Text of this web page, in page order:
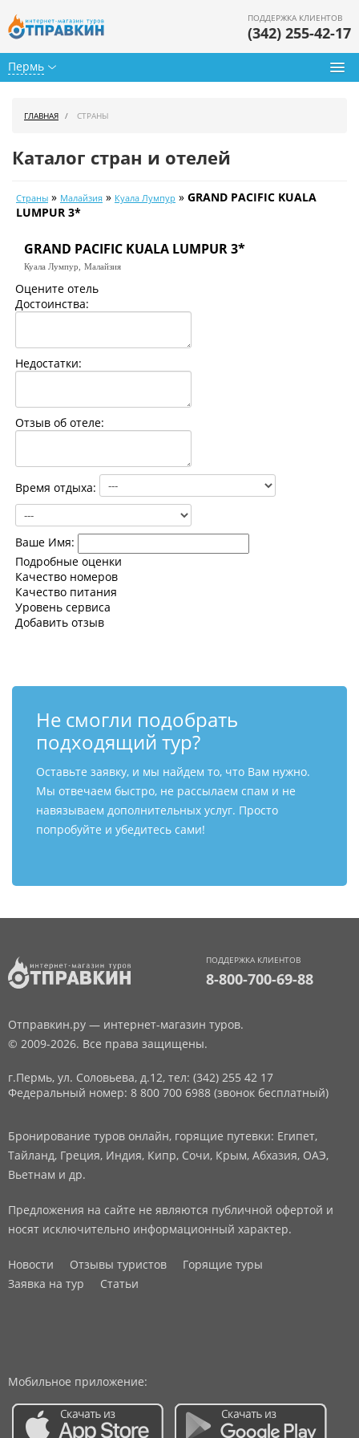
Пермь
ПОДДЕРЖКА КЛИЕНТОВ
(342) 255-42-17
Календарь туров
Страны
Как купить
Контакты
ГЛАВНАЯ СТРАНЫ
Каталог стран и отелей
Страны » Малайзия » Куала Лумпур » GRAND PACIFIC KUALA
LUMPUR 3*
GRAND PACIFIC KUALA LUMPUR 3*
Куала Лумпур, Малайзия
Оцените отель
Достоинства:
Недостатки:
Отзыв об отеле:
Время отдыха:
Ваше Имя:
Подробные оценки
Качество номеров
Качество питания
Уровень сервиса
Добавить отзыв
Не смогли подобрать
подходящий тур?
Оставьте заявку, и мы найдем то, что Вам нужно.
Мы отвечаем быстро, не рассылаем спам и не
навязываем дополнительных услуг. Просто
попробуйте и убедитесь сами!
ПОДДЕРЖКА КЛИЕНТОВ
8-800-700-69-88
Отправкин.ру — интернет-магазин туров.
© 2009-2026. Все права защищены.
г.Пермь, ул. Соловьева, д.12, тел: (342) 255 42 17
Федеральный номер: 8 800 700 6988 (звонок бесплатный)
Бронирование туров онлайн, горящие путевки: Египет,
Тайланд, Греция, Индия, Кипр, Сочи, Крым, Абхазия, ОАЭ,
Вьетнам и др.
Предложения на сайте не являются публичной офертой и
носят исключительно информационный характер.
Новости Отзывы туристов
Горящие туры
Заявка на тур
Статьи
Мобильное приложение: